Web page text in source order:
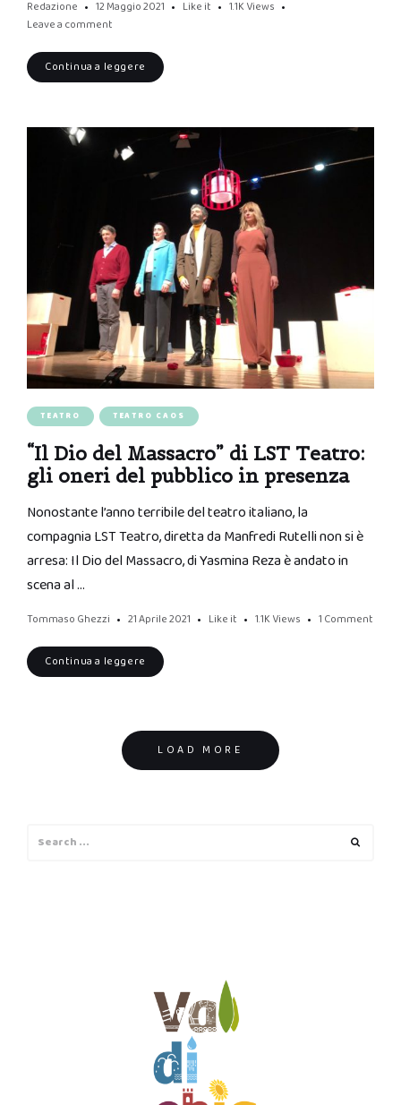
Redazione 12 Maggio 2021 Like it 1.1K Views
Leave a comment
Continua a leggere
TEATRO TEATRO CAOS
“Il Dio del Massacro” di LST Teatro:
gli oneri del pubblico in presenza
Nonostante l’anno terribile del teatro italiano, la
compagnia LST Teatro, diretta da Manfredi Rutelli non si è
arresa: Il Dio del Massacro, di Yasmina Reza è andato in
scena al …
Tommaso Ghezzi 21 Aprile 2021 Like it 1.1K Views 1 Comment
Continua a leggere
navigation
LOAD MORE
for: